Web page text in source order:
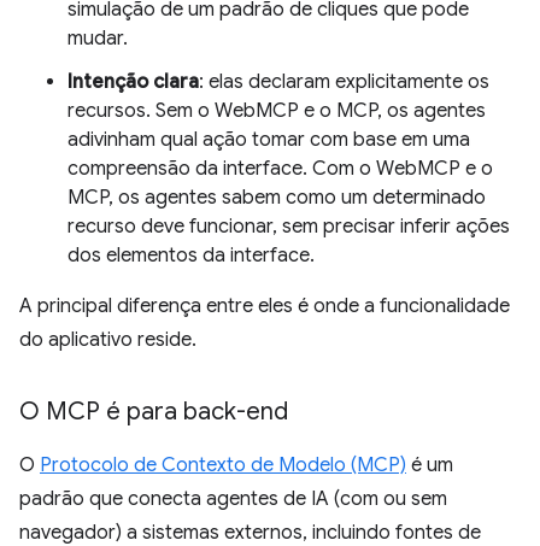
simulação de um padrão de cliques que pode
mudar.
Intenção clara: elas declaram explicitamente os
recursos. Sem o WebMCP e o MCP, os agentes
adivinham qual ação tomar com base em uma
compreensão da interface. Com o WebMCP e o
MCP, os agentes sabem como um determinado
recurso deve funcionar, sem precisar inferir ações
dos elementos da interface.
A principal diferença entre eles é onde a funcionalidade
do aplicativo reside.
O MCP é para back-end
O Protocolo de Contexto de Modelo (MCP) é um
padrão que conecta agentes de IA (com ou sem
navegador) a sistemas externos, incluindo fontes de